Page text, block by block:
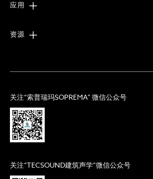
应用
资源
关注“索普瑞玛SOPREMA” 微信公众号
关注“TECSOUND建筑声学”微信公众号